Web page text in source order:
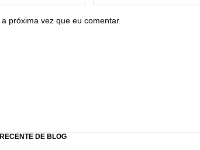
próxima vez que eu comentar.
DE BLOG